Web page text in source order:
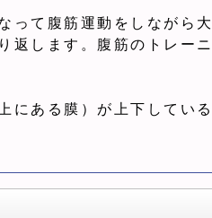
って腹筋運動をしながら
返します。腹筋のトレー
にある膜）が上下してい